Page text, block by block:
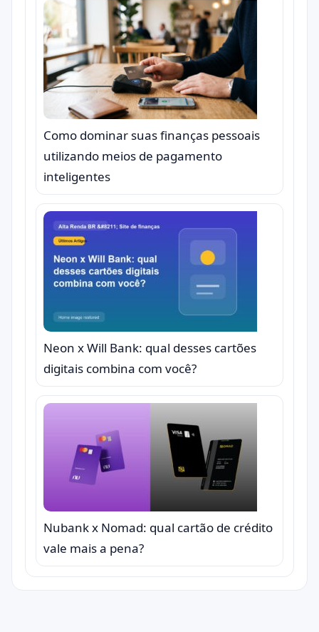
Como dominar suas finanças pessoais
utilizando meios de pagamento
inteligentes
Neon x Will Bank: qual desses cartões
digitais combina com você?
Nubank x Nomad: qual cartão de crédito
vale mais a pena?